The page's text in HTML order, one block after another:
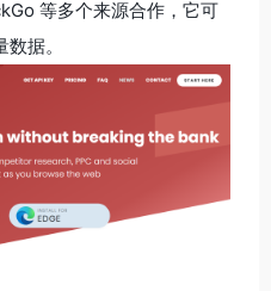
等多个来源合作，它可
据。